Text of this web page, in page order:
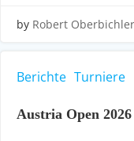
by Robert Oberbichler
Berichte Turniere
Austria Open